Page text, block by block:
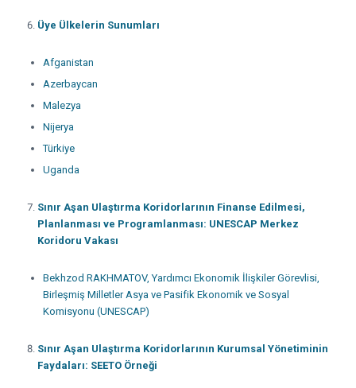
Üye Ülkelerin Sunumları
Afganistan
Azerbaycan
Malezya
Nijerya
Türkiye
Uganda
Sınır Aşan Ulaştırma Koridorlarının Finanse Edilmesi,
Planlanması ve Programlanması: UNESCAP Merkez
Koridoru Vakası
Bekhzod RAKHMATOV, Yardımcı Ekonomik İlişkiler Görevlisi,
Birleşmiş Milletler Asya ve Pasifik Ekonomik ve Sosyal
Komisyonu (UNESCAP)
Sınır Aşan Ulaştırma Koridorlarının Kurumsal Yönetiminin
Faydaları: SEETO Örneği